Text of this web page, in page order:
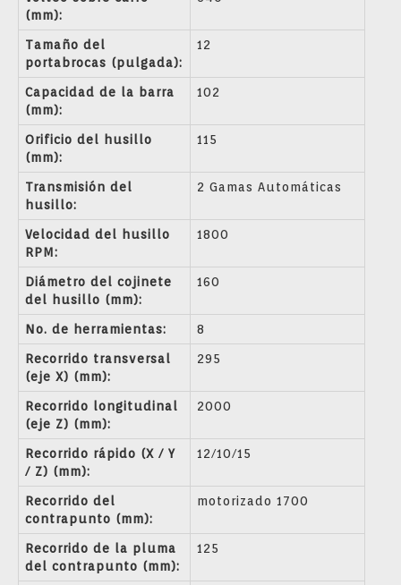
(mm):
Tamaño del
portabrocas (pulgada):
12
Capacidad de la barra
(mm):
102
Orificio del husillo
(mm):
115
Transmisión del
husillo:
2 Gamas Automáticas
Velocidad del husillo
RPM:
1800
Diámetro del cojinete
del husillo (mm):
160
No. de herramientas: 8
Recorrido transversal
(eje X) (mm):
295
Recorrido longitudinal
(eje Z) (mm):
2000
Recorrido rápido (X / Y
/ Z) (mm):
12/10/15
Recorrido del
contrapunto (mm):
motorizado 1700
Recorrido de la pluma
del contrapunto (mm):
125